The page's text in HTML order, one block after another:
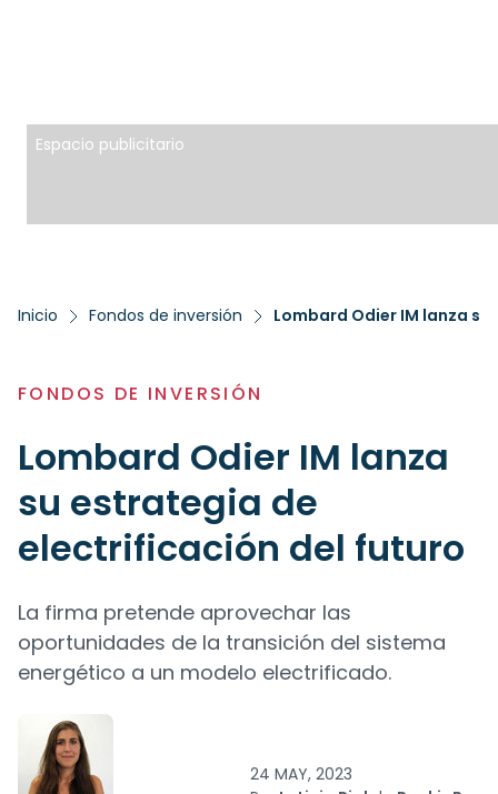
Espacio publicitario
Inicio Fondos de inversión Lombard Odier IM lanza
FONDOS DE INVERSIÓN
Lombard Odier IM lanza
su estrategia de
electrificación del futuro
La firma pretende aprovechar las
oportunidades de la transición del sistema
energético a un modelo electrificado.
24 MAY, 2023